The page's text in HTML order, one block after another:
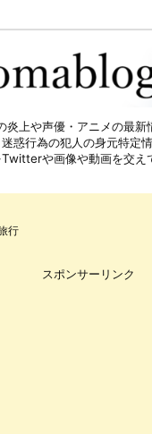
上や声優・アニメの最新
惑行為の犯人の身元特定
や画像や動画を交え
行
スポンサーリンク